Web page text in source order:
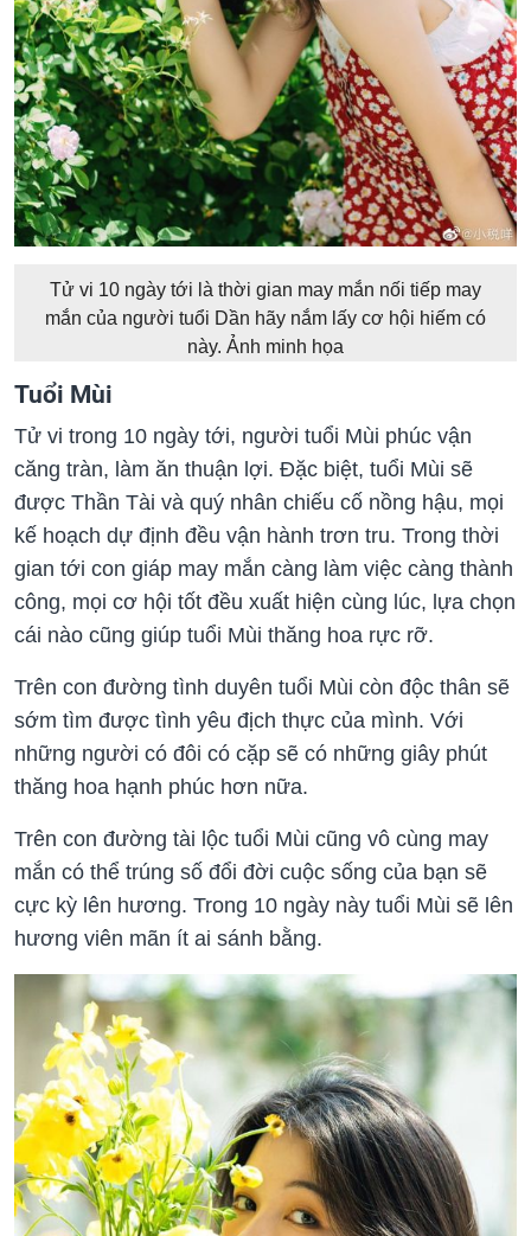
Tử vi 10 ngày tới là thời gian may mắn nối tiếp may
mắn của người tuổi Dần hãy nắm lấy cơ hội hiếm có
này. Ảnh minh họa
Tuổi Mùi
Tử vi trong 10 ngày tới, người tuổi Mùi phúc vận
căng tràn, làm ăn thuận lợi. Đặc biệt, tuổi Mùi sẽ
được Thần Tài và quý nhân chiếu cố nồng hậu, mọi
kế hoạch dự định đều vận hành trơn tru. Trong thời
gian tới con giáp may mắn càng làm việc càng thành
công, mọi cơ hội tốt đều xuất hiện cùng lúc, lựa chọn
cái nào cũng giúp tuổi Mùi thăng hoa rực rỡ.
Trên con đường tình duyên tuổi Mùi còn độc thân sẽ
sớm tìm được tình yêu địch thực của mình. Với
những người có đôi có cặp sẽ có những giây phút
thăng hoa hạnh phúc hơn nữa.
Trên con đường tài lộc tuổi Mùi cũng vô cùng may
mắn có thể trúng số đổi đời cuộc sống của bạn sẽ
cực kỳ lên hương. Trong 10 ngày này tuổi Mùi sẽ lên
hương viên mãn ít ai sánh bằng.